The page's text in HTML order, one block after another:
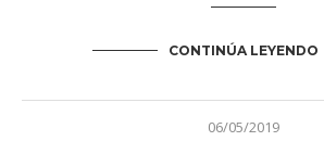
CONTINÚA LEYENDO
06/05/2019